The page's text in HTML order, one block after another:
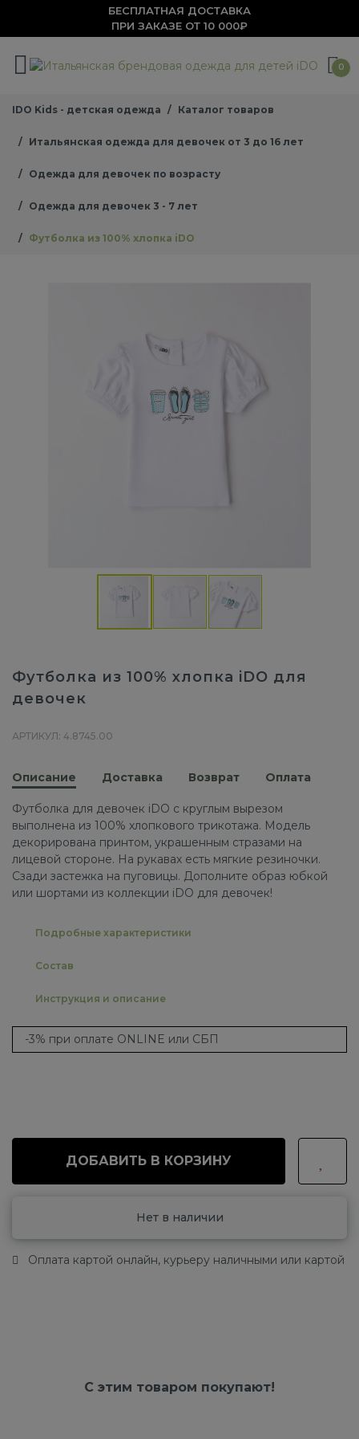
БЕСПЛАТНАЯ ДОСТАВКА
ПРИ ЗАКАЗЕ ОТ 10 000₽
0
IDO Kids - детская одежда Каталог товаров
Итальянская одежда для девочек от 3 до 16 лет
Одежда для девочек по возрасту
Одежда для девочек 3 - 7 лет
Футболка из 100% хлопка iDO
Футболка из 100% хлопка iDO для
девочек
АРТИКУЛ: 4.8745.00
Описание Доставка Возврат Оплата
Футболка для девочек iDO с круглым вырезом
выполнена из 100% хлопкового трикотажа. Модель
декорирована принтом, украшенным стразами на
лицевой стороне. На рукавах есть мягкие резиночки.
Сзади застежка на пуговицы. Дополните образ юбкой
или шортами из коллекции iDO для девочек!
Подробные характеристики
Состав
Инструкция и описание
-3% при оплате ONLINE или СБП
ДОБАВИТЬ В КОРЗИНУ
Нет в наличии
Оплата картой онлайн, курьеру наличными или картой
С этим товаром покупают!